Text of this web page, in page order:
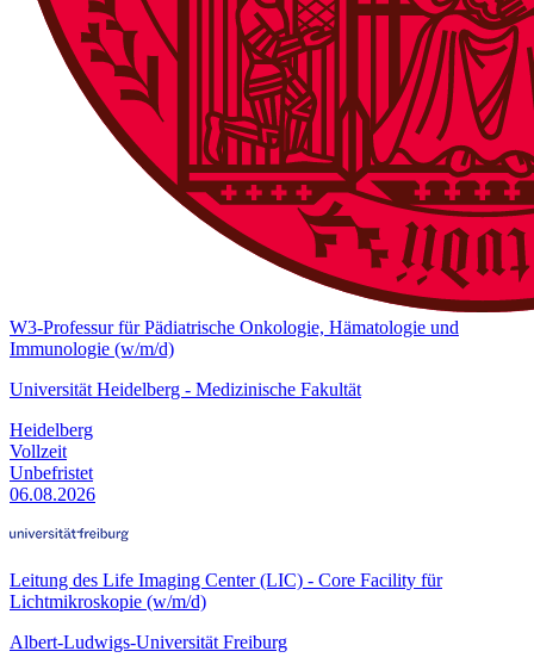
W3-Professur für Pädiatrische Onkologie, Hämatologie und
Immunologie (w/m/d)
Universität Heidelberg - Medizinische Fakultät
Heidelberg
Vollzeit
Unbefristet
06.08.2026
Leitung des Life Imaging Center (LIC) - Core Facility für
Lichtmikroskopie (w/m/d)
Albert-Ludwigs-Universität Freiburg